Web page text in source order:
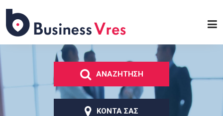
κυρίως περιεχόμενο
Business
ΑΝΑΖΗΤΗΣΗ
ΚΟΝΤΑ ΣΑΣ